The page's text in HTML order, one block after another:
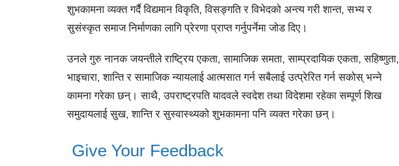
शुभकामना व्यक्त गर्दै विद्यमान विकृति, विसङ्गति र विभेदको अन्त्य गरी शान्त, सभ्य र
सुसंस्कृत समाज निर्माणका लागि प्रेरणा प्राप्त गर्नुपर्नेमा जोड दिए।
उनले गुरु नानक जयन्तीले राष्ट्रिय एकता, सामाजिक समता, साम्प्रदायिक एकता, सहिष्णुता,
भाइचारा, शान्ति र सामाजिक न्यायलाई आत्मसात गर्न सबैलाई उत्प्रेरित गर्न सकोस् भन्ने
कामना गरेका छन्। साथै, उपराष्ट्रपति यादवले स्वदेश तथा विदेशमा रहेका सम्पूर्ण शिख
समुदायलाई सुख, शान्ति र सुस्वास्थ्यको शुभकामना पनि व्यक्त गरेका छन्।
Give Your Feedback